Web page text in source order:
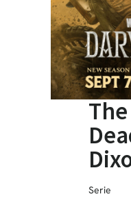
Serie